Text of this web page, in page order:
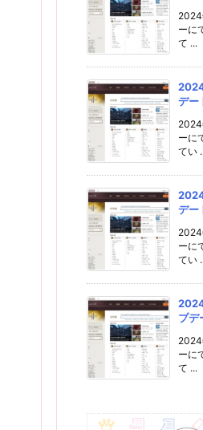
2024
ーに
て ...
デー
2024
ーに
てい
デー
2024
ーに
てい
プデ
ーに
て ...